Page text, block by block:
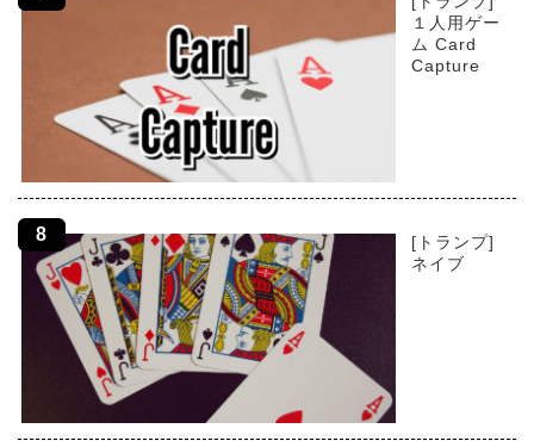
１人用ゲー
ム Card
Capture
[トランプ]
ネイブ